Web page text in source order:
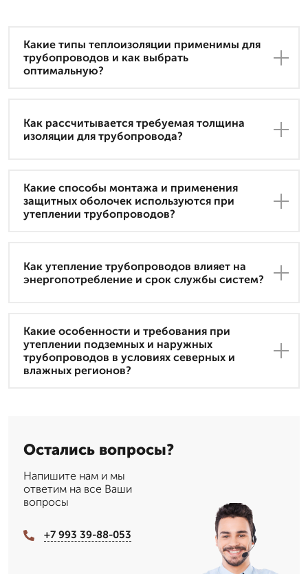
Какие типы теплоизоляции применимы для
трубопроводов и как выбрать
оптимальную?
Как рассчитывается требуемая толщина
изоляции для трубопровода?
Какие способы монтажа и применения
защитных оболочек используются при
утеплении трубопроводов?
Как утепление трубопроводов влияет на
энергопотребление и срок службы систем?
Какие особенности и требования при
утеплении подземных и наружных
трубопроводов в условиях северных и
влажных регионов?
Остались вопросы?
Напишите нам и мы
ответим на все Ваши
вопросы
+7 993 39-88-053